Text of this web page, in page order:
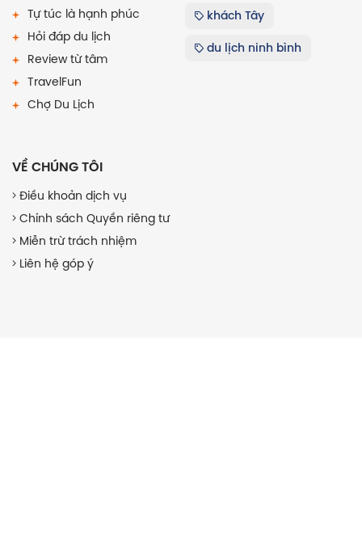
Tự túc là hạnh phúc
Hỏi đáp du lịch
Review từ tâm
TravelFun
Chợ Du Lịch
khách Tây
du lịch ninh bình
VỀ CHÚNG TÔI
Điều khoản dịch vụ
Chính sách Quyền riêng tư
Miễn trừ trách nhiệm
Liên hệ góp ý